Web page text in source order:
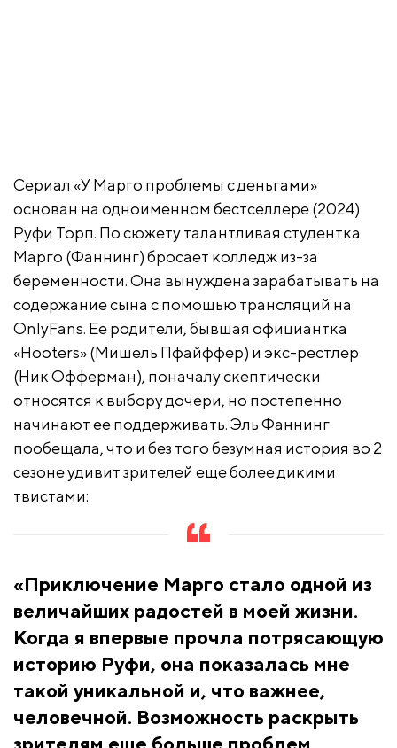
Сериал «У Марго проблемы с деньгами»
основан на одноименном бестселлере (2024)
Руфи Торп. По сюжету талантливая студентка
Марго (Фаннинг) бросает колледж из-за
беременности. Она вынуждена зарабатывать на
содержание сына с помощью трансляций на
OnlyFans. Ее родители, бывшая официантка
«Hooters» (Мишель Пфайффер) и экс-рестлер
(Ник Офферман), поначалу скептически
относятся к выбору дочери, но постепенно
начинают ее поддерживать. Эль Фаннинг
пообещала, что и без того безумная история во 2
сезоне удивит зрителей еще более дикими
твистами:
«Приключение Марго стало одной из
величайших радостей в моей жизни.
Когда я впервые прочла потрясающую
историю Руфи, она показалась мне
такой уникальной и, что важнее,
человечной. Возможность раскрыть
зрителям еще больше проблем,